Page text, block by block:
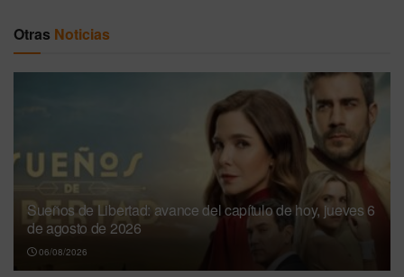
Otras Noticias
Sueños de Libertad: avance del capítulo de hoy, jueves 6
de agosto de 2026
06/08/2026